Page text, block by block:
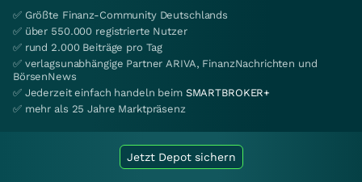
✅ Größte Finanz-Community Deutschlands
✅ über 550.000 registrierte Nutzer
✅ rund 2.000 Beiträge pro Tag
✅ verlagsunabhängige Partner ARIVA, FinanzNachrichten und
BörsenNews
✅ Jederzeit einfach handeln beim SMARTBROKER+
✅ mehr als 25 Jahre Marktpräsenz
Jetzt Depot sichern